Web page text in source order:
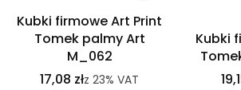
Kubki firmowe Art Print
Tomek palmy Art
M_062
17,08 złz 23% VAT
Kubki